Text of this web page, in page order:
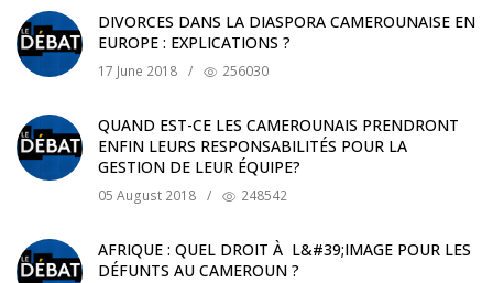
DIVORCES DANS LA DIASPORA CAMEROUNAISE EN
EUROPE : EXPLICATIONS ?
17 June 2018 / 256030
QUAND EST-CE LES CAMEROUNAIS PRENDRONT
ENFIN LEURS RESPONSABILITÉS POUR LA
GESTION DE LEUR ÉQUIPE?
05 August 2018 / 248542
AFRIQUE : QUEL DROIT À L&#39;IMAGE POUR LES
DÉFUNTS AU CAMEROUN ?